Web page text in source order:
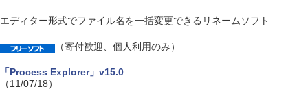
エディター形式でファイル名を一括変更できるリネームソフト
（寄付歓迎、個人利用のみ）
「Process Explorer」v15.0
（11/07/18）